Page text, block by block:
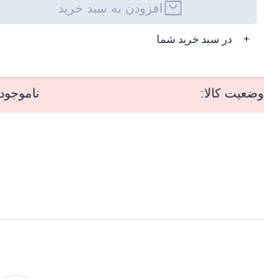
افزودن به سبد خرید
+ در سبد خرید شما
وضعیت کالا: ناموجود